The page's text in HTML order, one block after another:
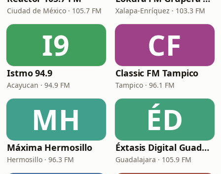
Ciudad de México · 105.7 FM Xalapa-Enríquez · 103.3 FM
I9
Istmo 94.9
Acayucan · 94.9 FM
CF
Classic FM Tampico
Tampico · 96.1 FM
MH
Máxima Hermosillo
Hermosillo · 96.3 FM
ÉD
Éxtasis Digital Guadalajara
Guadalajara · 105.9 FM